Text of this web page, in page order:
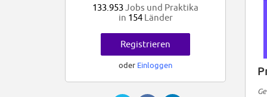
133.953Jobs und Praktika
in 154Länder
Registrieren
oder Einloggen